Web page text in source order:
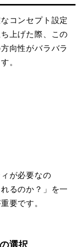
コンセプト設定
上げた際、この
向性がバラバラ
。
が必要なの
るのか？」を一
要です。
選択